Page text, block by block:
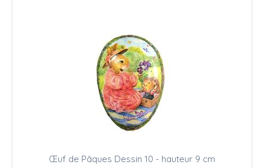
Œuf de Pâques Dessin 10 - hauteur 9 cm